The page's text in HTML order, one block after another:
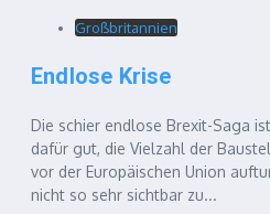
Großbritannien
Endlose Krise
Die schier endlose Brexit-Saga
dafür gut, die Vielzahl der
vor der Europäischen Union
nicht so sehr sichtbar zu...